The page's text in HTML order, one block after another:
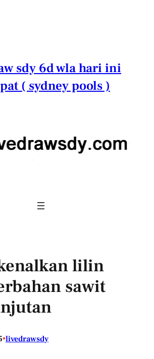
sdy 6d wla hari ini
( sydney pools )
lilin
sawit
•livedrawsdy